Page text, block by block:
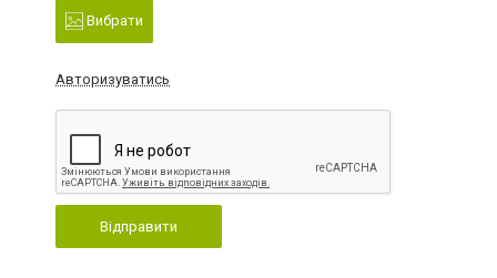
Вибрати
Авторизуватись
Відправити